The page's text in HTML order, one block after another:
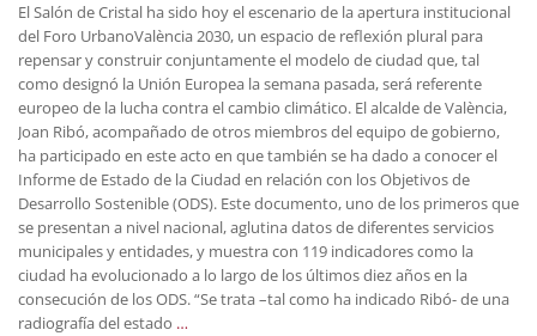
El Salón de Cristal ha sido hoy el escenario de la apertura institucional
del Foro UrbanoValència 2030, un espacio de reflexión plural para
repensar y construir conjuntamente el modelo de ciudad que, tal
como designó la Unión Europea la semana pasada, será referente
europeo de la lucha contra el cambio climático. El alcalde de València,
Joan Ribó, acompañado de otros miembros del equipo de gobierno,
ha participado en este acto en que también se ha dado a conocer el
Informe de Estado de la Ciudad en relación con los Objetivos de
Desarrollo Sostenible (ODS). Este documento, uno de los primeros que
se presentan a nivel nacional, aglutina datos de diferentes servicios
municipales y entidades, y muestra con 119 indicadores como la
ciudad ha evolucionado a lo largo de los últimos diez años en la
consecución de los ODS. “Se trata –tal como ha indicado Ribó- de una
radiografía del estado …